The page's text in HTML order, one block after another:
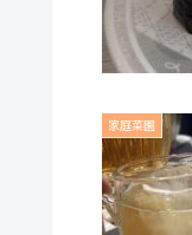
家庭菜園